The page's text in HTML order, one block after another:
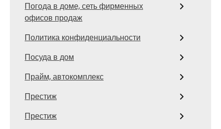
Погода в доме, сеть фирменных
офисов продаж
Политика конфиденциальности
Посуда в дом
Прайм, автокомплекс
Престиж
Престиж